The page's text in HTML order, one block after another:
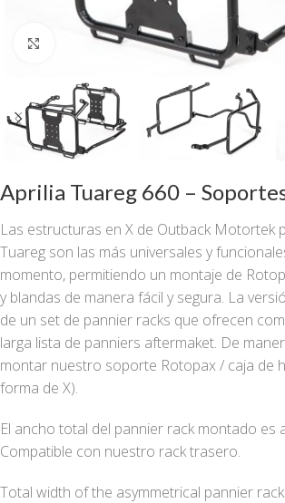
Haga clic para ampliar
Aprilia Tuareg 660 –
Las estructuras en X de Outback Motortek
Tuareg son las más universales y
momento, permitiendo un montaje de
y blandas de manera fácil y segura. La
de un set de pannier racks que ofrecen
larga lista de panniers aftermaket. De
montar nuestro soporte Rotopax / caja de
forma de X).
El ancho total del pannier rack montado es
Compatible con nuestro rack trasero.
Total width of the asymmetrical pannier